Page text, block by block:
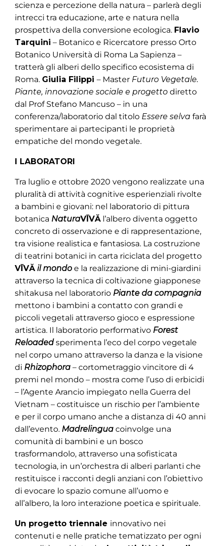
scienza e percezione della natura – parlerà degli
intrecci tra educazione, arte e natura nella
prospettiva della conversione ecologica. Flavio
Tarquini – Botanico e Ricercatore presso Orto
Botanico Università di Roma La Sapienza –
tratterà gli alberi dello specifico ecosistema di
Roma. Giulia Filippi – Master Futuro Vegetale.
Piante, innovazione sociale e progetto diretto
dal Prof Stefano Mancuso – in una
conferenza/laboratorio dal titolo Essere selva farà
sperimentare ai partecipanti le proprietà
empatiche del mondo vegetale.
I LABORATORI
Tra luglio e ottobre 2020 vengono realizzate una
pluralità di attività cognitive esperienziali rivolte
a bambini e giovani: nel laboratorio di pittura
botanica NaturaVĪVĂl’albero diventa oggetto
concreto di osservazione e di rappresentazione,
tra visione realistica e fantasiosa. La costruzione
di teatrini botanici in carta riciclata del progetto
VĪVĂil mondo e la realizzazione di mini-giardini
attraverso la tecnica di coltivazione giapponese
shitakusa nel laboratorio Piante da compagnia
mettono i bambini a contatto con grandi e
piccoli vegetali attraverso gioco e espressione
artistica. Il laboratorio performativo Forest
Reloadedsperimenta l’eco del corpo vegetale
nel corpo umano attraverso la danza e la visione
di Rhizophora – cortometraggio vincitore di 4
premi nel mondo – mostra come l’uso di erbicidi
– l’Agente Arancio impiegato nella Guerra del
Vietnam – costituisce un rischio per l’ambiente
e per il corpo umano anche a distanza di 40 anni
dall’evento. Madrelingua coinvolge una
comunità di bambini e un bosco
trasformandolo, attraverso una sofisticata
tecnologia, in un’orchestra di alberi parlanti che
restituisce i racconti degli anziani con l’obiettivo
di evocare lo spazio comune all’uomo e
all’albero, la loro interazione poetica e spirituale.
Un progetto triennale innovativo nei
contenuti e nelle pratiche tematizzato per ogni